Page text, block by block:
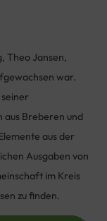
Theo Jansen,
war.
aus Breberen und
aus der
Ausgaben von
im Kreis
zu finden.